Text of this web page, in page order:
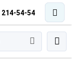
214-54-54